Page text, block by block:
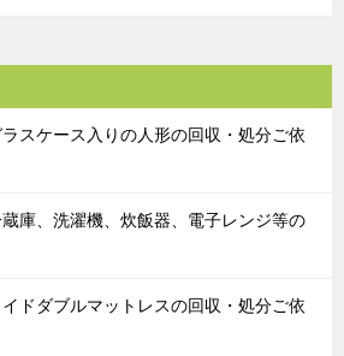
ラスケース入りの人形の回収・処分ご依
蔵庫、洗濯機、炊飯器、電子レンジ等の
イドダブルマットレスの回収・処分ご依